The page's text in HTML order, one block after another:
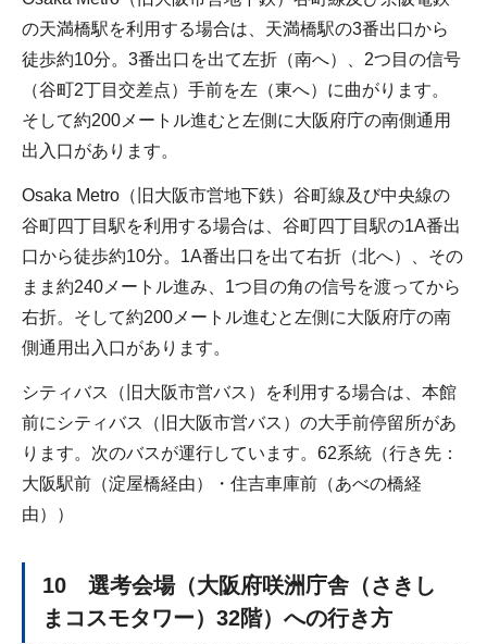
の天満橋駅を利用する場合は、天満橋駅の3番出口から
徒歩約10分。3番出口を出て左折（南へ）、2つ目の信号
（谷町2丁目交差点）手前を左（東へ）に曲がります。
そして約200メートル進むと左側に大阪府庁の南側通用
出入口があります。
Osaka Metro（旧大阪市営地下鉄）谷町線及び中央線の
谷町四丁目駅を利用する場合は、谷町四丁目駅の1A番出
口から徒歩約10分。1A番出口を出て右折（北へ）、その
まま約240メートル進み、1つ目の角の信号を渡ってから
右折。そして約200メートル進むと左側に大阪府庁の南
側通用出入口があります。
シティバス（旧大阪市営バス）を利用する場合は、本館
前にシティバス（旧大阪市営バス）の大手前停留所があ
ります。次のバスが運行しています。62系統（行き先：
大阪駅前（淀屋橋経由）・住吉車庫前（あべの橋経
由））
10 選考会場（大阪府咲洲庁舎（さきし
まコスモタワー）32階）への行き方